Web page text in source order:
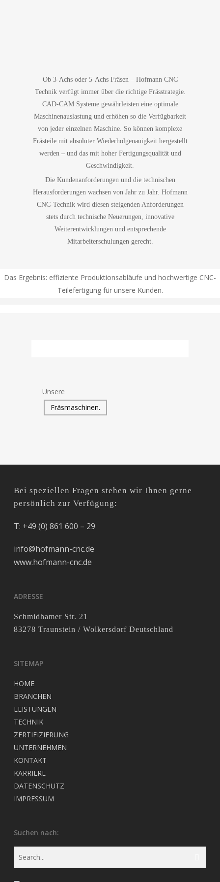
Ob 3-Achs oder 5-Achs Fräsen – Hofmann CNC
Technik verfügt immer über die richtige Frässtrategie.
CAD-CAM Systeme gewährleisten eine optimale
Maschinenauslastung und erhöhen so die Verfügbarkeit
von jeder einzelnen Maschine. So können komplexe
Frästeile mit absoluter Wiederholgenauigkeit hergestellt
werden – und das mit hoher Fertigungsqualität und
Geschwindigkeit.
Die Kundenanforderungen und die technischen
Herausforderungen wachsen von Jahr zu Jahr. Hofmann
CNC-Technik wird diesen steigenden Anforderungen
stets durch technische Neuerungen, innovative
Weiterentwicklungen und entsprechende
Mitarbeiterschulungen gerecht.
Das Ergebnis: effiziente Produktionsabläufe und hochwertige CNC-
Teilefertigung für unsere Kunden.
Unsere
Fräsmaschinen.
Bei speziellen Fragen stehen wir Ihnen gerne
persönlich zur Verfügung:
T: +49 (0) 861 600 – 29
info@hofmann-cnc.de
www.hofmann-cnc.de
ADRESSE
Schmidhamer Str. 21
83278 Traunstein / Wolkersdorf Deutschland
SITEMAP
HOME
BRANCHEN
LEISTUNGEN
TECHNIK
ZERTIFIZIERUNG
UNTERNEHMEN
KONTAKT
KARRIERE
DATENSCHUTZ
IMPRESSUM
Suchen nach: